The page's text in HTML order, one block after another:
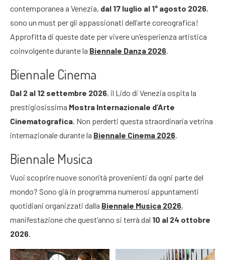
contemporanea a Venezia, dal 17 luglio al 1° agosto 2026,
sono un must per gli appassionati dell’arte coreografica!
Approfitta di queste date per vivere un’esperienza artistica
coinvolgente durante la Biennale Danza 2026
Biennale Cinema
Dal 2 al 12 settembre 2026, il Lido di Venezia ospita la
prestigiosissima Mostra Internazionale d’Arte
Cinematografica . Non perderti questa straordinaria vetrina
internazionale durante la Biennale Cinema 2026
Biennale Musica
Vuoi scoprire nuove sonorità provenienti da ogni parte del
mondo? Sono già in programma numerosi appuntamenti
quotidiani organizzati dalla Biennale Musica 2026,
manifestazione che quest’anno si terrà dal 10 al 24 ottobre
2026